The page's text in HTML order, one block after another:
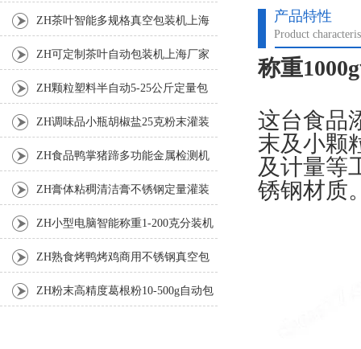
产品特性
Product
称重
这台食品
末及小颗
及计量等
锈钢材质
ZH茶叶智能多规格真空包装机上海
厂家 ZH可定制茶叶自动包装机上海厂家
ZH颗粒塑料半自动5-25公斤定量包
装机 ZH调味品小瓶胡椒盐25克粉末灌装
ZH食品鸭掌猪蹄多功能金属检测机
ZH膏体粘稠清洁膏不锈钢定量灌装
机厂家 ZH小型电脑智能称重1-200克分装机
ZH熟食烤鸭烤鸡商用不锈钢真空包
装机 ZH粉末高精度葛根粉10-500g自动包